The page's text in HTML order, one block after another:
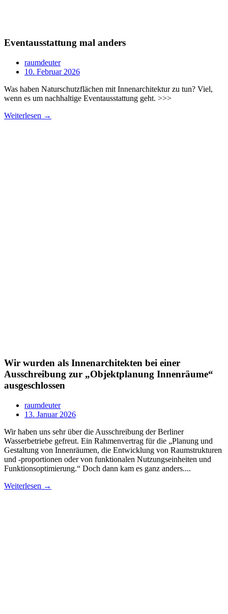
Eventausstattung mal anders
raumdeuter
10. Februar 2026
Was haben Naturschutzflächen mit Innenarchitektur zu tun? Viel,
wenn es um nachhaltige Eventausstattung geht. >>>
Weiterlesen →
Wir wurden als Innenarchitekten bei einer
Ausschreibung zur „Objektplanung Innenräume“
ausgeschlossen
raumdeuter
13. Januar 2026
Wir haben uns sehr über die Ausschreibung der Berliner
Wasserbetriebe gefreut. Ein Rahmenvertrag für die „Planung und
Gestaltung von Innenräumen, die Entwicklung von Raumstrukturen
und -proportionen oder von funktionalen Nutzungseinheiten und
Funktionsoptimierung.“ Doch dann kam es ganz anders....
Weiterlesen →